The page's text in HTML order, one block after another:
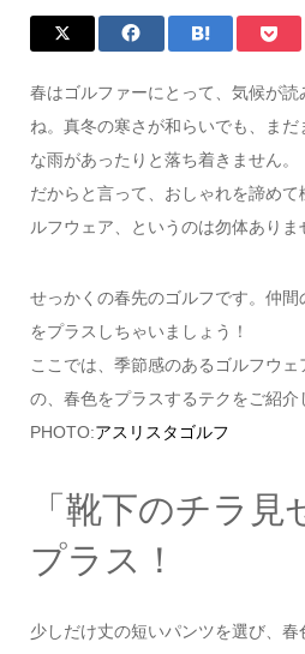
春はゴルファーにとって、気候が
ね。真冬の寒さが和らいでも、ま
な雨があったりと落ち着きません。
だからと言って、おしゃれを諦め
ルフウェア、というのは勿体ありま
せっかくの春先のゴルフです。仲
をプラスしちゃいましょう！
ここでは、季節感のあるゴルフウ
の、春色をプラスするテクをご紹介
PHOTO:アスリスタゴルフ
「靴下のチラ見
プラス！
少しだけ丈の短いパンツを選び、